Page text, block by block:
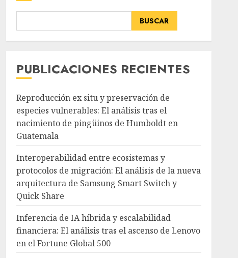
BUSCAR
PUBLICACIONES RECIENTES
Reproducción ex situ y preservación de
especies vulnerables: El análisis tras el
nacimiento de pingüinos de Humboldt en
Guatemala
Interoperabilidad entre ecosistemas y
protocolos de migración: El análisis de la nueva
arquitectura de Samsung Smart Switch y
Quick Share
Inferencia de IA híbrida y escalabilidad
financiera: El análisis tras el ascenso de Lenovo
en el Fortune Global 500